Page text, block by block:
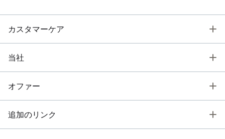
カスタマーケア
当社
オファー
追加のリンク